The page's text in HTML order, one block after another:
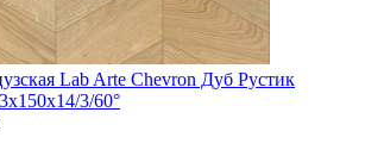
Lab Arte Chevron Дуб Рустик
3/60°